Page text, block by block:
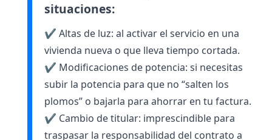
situaciones:
✔️ Altas de luz: al activar el servicio en una
vivienda nueva o que lleva tiempo cortada.
✔️ Modificaciones de potencia: si necesitas
subir la potencia para que no “salten los
plomos” o bajarla para ahorrar en tu factura.
✔️ Cambio de titular: imprescindible para
traspasar la responsabilidad del contrato a